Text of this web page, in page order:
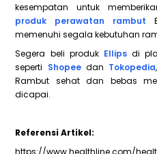
kesempatan untuk
produk perawatan rambut
memenuhi segala kebutuhan
Segera beli produk Ellipsdi
seperti Shopeedan Tokopedia
Rambut sehat dan bebas
dicapai.
Referensi Artikel:
https://www.healthline.com/